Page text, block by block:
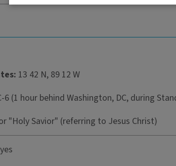
13 42 N, 89 12 W
6 (1 hour behind Washington, DC, during
"Holy Savior" (referring to Jesus Christ)
yes